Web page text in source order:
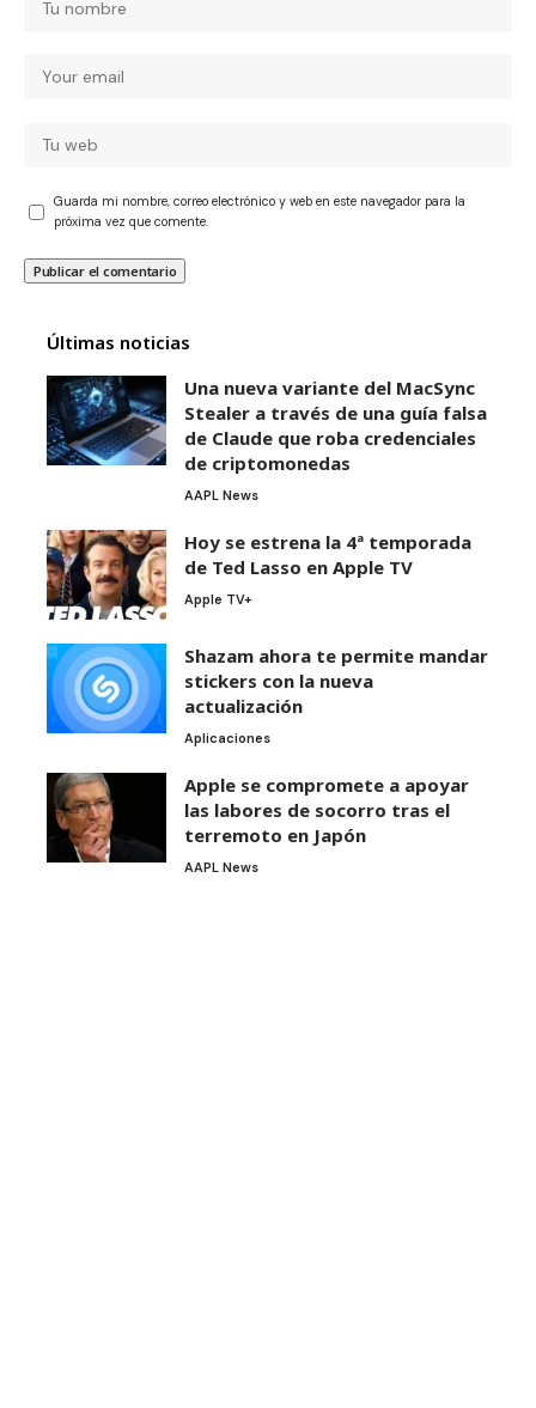
Guarda mi nombre, correo electrónico y web en este navegador para la
próxima vez que comente.
Últimas noticias
Una nueva variante del MacSync
Stealer a través de una guía falsa
de Claude que roba credenciales
de criptomonedas
AAPL News
Hoy se estrena la 4ª temporada
de Ted Lasso en Apple TV
Apple TV+
Shazam ahora te permite mandar
stickers con la nueva
actualización
Aplicaciones
Apple se compromete a apoyar
las labores de socorro tras el
terremoto en Japón
AAPL News